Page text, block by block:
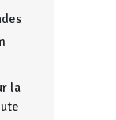
la